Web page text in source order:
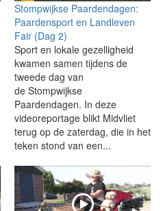
Stompwijkse Paardendagen:
Paardensport en Landleven
Fair (Dag 2)
Sport en lokale gezelligheid
kwamen samen tijdens de
tweede dag van
de Stompwijkse
Paardendagen. In deze
videoreportage blikt Midvliet
terug op de zaterdag, die in het
teken stond van een...